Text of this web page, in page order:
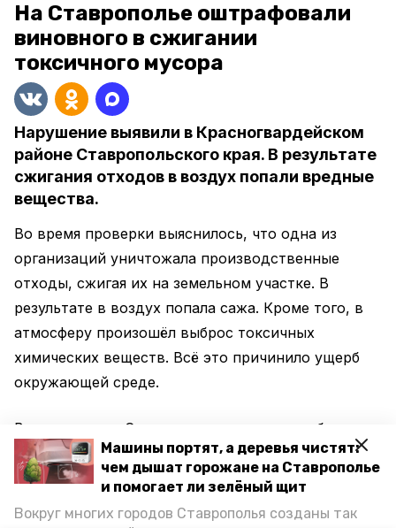
Машины портят, а деревья чистят:
чем дышат горожане на Ставрополье
и помогает ли зелёный щит
Вокруг многих городов Ставрополья созданы так
На Ставрополье оштрафовали
виновного в сжигании
токсичного мусора
Нарушение выявили в Красногвардейском
районе Ставропольского края. В результате
сжигания отходов в воздух попали вредные
вещества.
Во время проверки выяснилось, что одна из
организаций уничтожала производственные
отходы, сжигая их на земельном участке. В
результате в воздух попала сажа. Кроме того, в
атмосферу произошёл выброс токсичных
химических веществ. Всё это причинило ущерб
окружающей среде.
В прокуратуре Ставропольского края сообщили,
что на виновное должностное лицо составили
протокол об административном правонарушении.